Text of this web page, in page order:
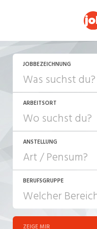
JOBBEZEICHNUNG
ARBEITSORT
ANSTELLUNG
JOB-TYP
Festanstellung
BERUFSGRUPPE
ZEIGE MIR